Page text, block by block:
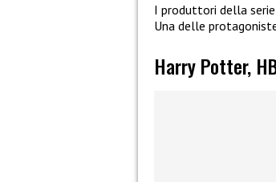
I produttori della
Una delle
Harry Potter,